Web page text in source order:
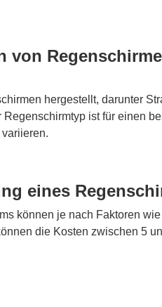
von
hergestellt, darunter
ist für einen
eines
können je nach Faktoren
die Kosten zwischen 5